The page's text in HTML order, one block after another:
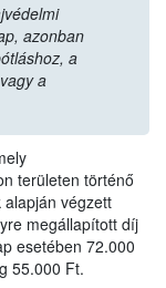
azonban
a
a
területen történő
végzett
megállapított díj
esetében 72.000
55.000 Ft.